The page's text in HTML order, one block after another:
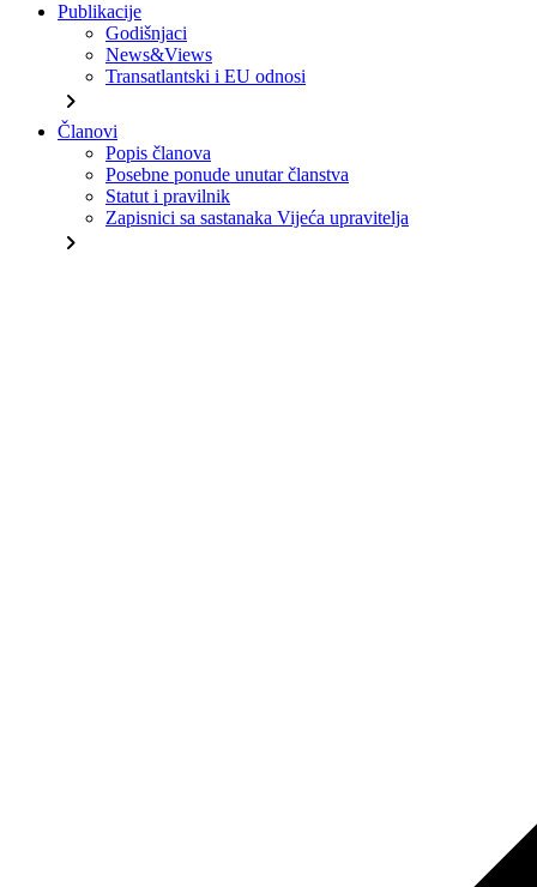
Publikacije
Godišnjaci
News&Views
Transatlantski i EU odnosi
chevron_right
Članovi
Popis članova
Posebne ponude unutar članstva
Statut i pravilnik
Zapisnici sa sastanaka Vijeća upravitelja
chevron_right